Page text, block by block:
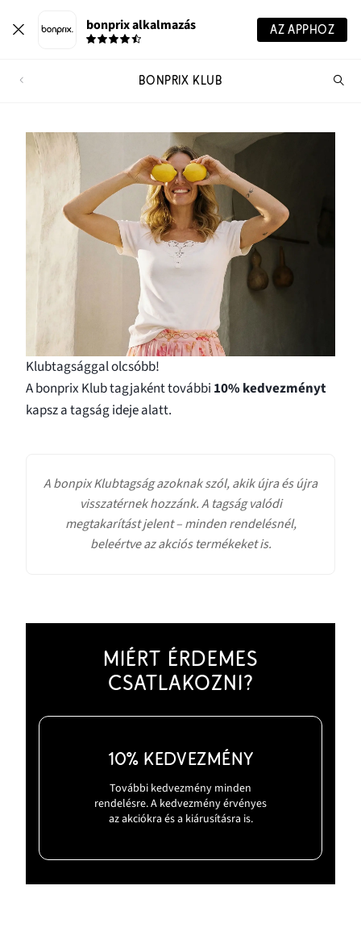
bonprix alkalmazás AZ APPHOZ
BONPRIX KLUB
Klubtagsággal olcsóbb!
A bonprix Klub tagjaként további 10% kedvezményt
kapsz a tagság ideje alatt.
A bonpix Klubtagság azoknak szól, akik újra és újra
visszatérnek hozzánk. A tagság valódi
megtakarítást jelent – minden rendelésnél,
beleértve az akciós termékeket is.
MIÉRT ÉRDEMES
CSATLAKOZNI?
10% KEDVEZMÉNY
További kedvezmény minden
rendelésre. A kedvezmény érvényes
az akciókra és a kiárusításra is.